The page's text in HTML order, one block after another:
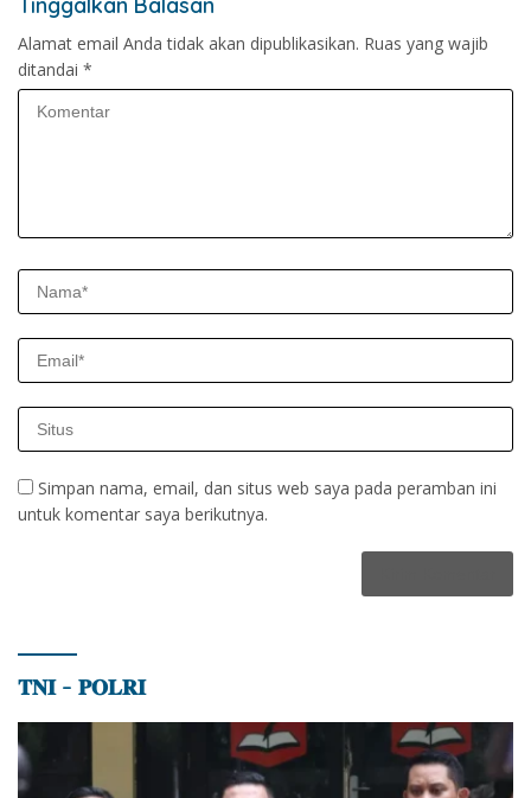
Tinggalkan Balasan
Alamat email Anda tidak akan dipublikasikan. Ruas yang wajib
ditandai *
Simpan nama, email, dan situs web saya pada peramban ini
untuk komentar saya berikutnya.
𝐓𝐍𝐈 – 𝐏𝐎𝐋𝐑𝐈